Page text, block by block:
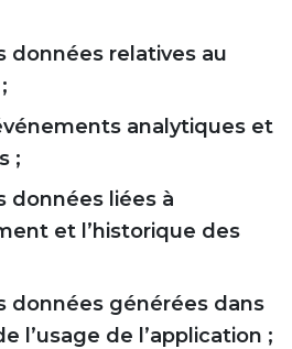
données relatives au
analytiques et
;
données liées à
et l’historique des
données générées dans
l’usage de l’application ;